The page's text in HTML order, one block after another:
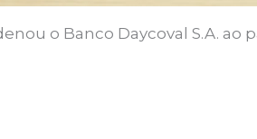
o Banco Daycoval S.A. ao